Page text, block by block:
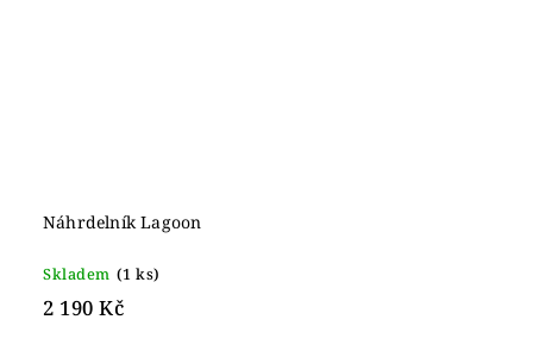
Náhrdelník Lagoon
Skladem (1 ks)
2 190 Kč